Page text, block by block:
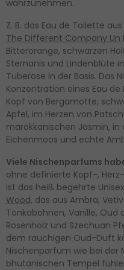
wahrzunehmen.
Z. B. das Eau de Toilette
The Different Company Un
Bitterorange, schwarzen
Sternanis und Lindenblüte
Tuberose in der Basis. Das
Konzentration eines Eau de
Kopf von Bergamotte,
Apfel, im Herzen von
marokkanischen Jasmin, in
Eichenmoos und echte
Viele Nischenparfums
ohne definierte Kopf-,
ist das heiß begehrte
Wood, das aus Ambra,
Tonkabohnen, Vanille, Oud
Rosenholz und Szechuan
dem rauchigen Oud-Duft
Nischenparfum wie bei der
bhutanischen Tempel